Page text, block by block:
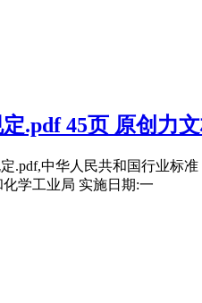
.pdf 45页 原创力
中华人民共和国行业标
学工业局 实施日期:一